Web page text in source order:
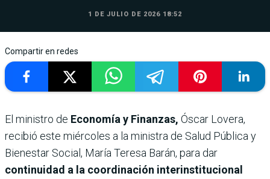
1 DE JULIO DE 2026 18:52
Compartir en redes
El ministro de Economía y Finanzas, Óscar Lovera,
recibió este miércoles a la ministra de Salud Pública y
Bienestar Social, María Teresa Barán, para dar
continuidad a la coordinación interinstitucional